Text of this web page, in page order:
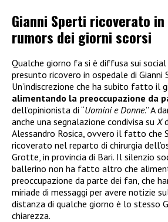
Gianni Sperti ricoverato
rumors dei giorni scorsi
Qualche giorno fa si è diffusa sui social
presunto ricovero in ospedale di Gianni
Un’indiscrezione che ha subito fatto il
alimentando la preoccupazione da
dell’opinionista di “Uomini e Donne.” A
anche una segnalazione condivisa su X
Alessandro Rosica, ovvero il fatto che
ricoverato nel reparto di chirurgia
Grotte, in provincia di Bari. Il silenzio
ballerino non ha fatto altro che
preoccupazione da parte dei fan, che
miriade di messaggi per avere notizie
distanza di qualche giorno è lo stesso
chiarezza.